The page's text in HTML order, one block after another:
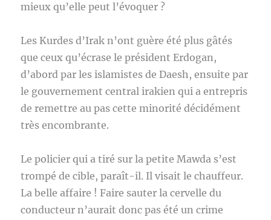
mieux qu’elle peut l’évoquer ?
Les Kurdes d’Irak n’ont guère été plus gâtés
que ceux qu’écrase le président Erdogan,
d’abord par les islamistes de Daesh, ensuite par
le gouvernement central irakien qui a entrepris
de remettre au pas cette minorité décidément
très encombrante.
Le policier qui a tiré sur la petite Mawda s’est
trompé de cible, paraît-il. Il visait le chauffeur.
La belle affaire ! Faire sauter la cervelle du
conducteur n’aurait donc pas été un crime